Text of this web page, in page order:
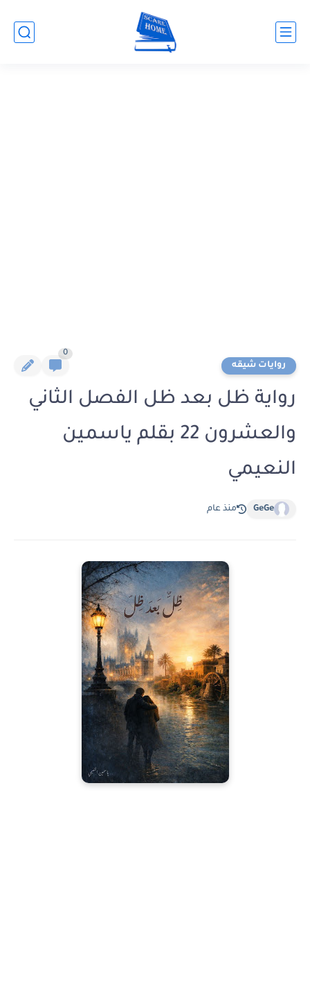
روايات شيقه
0
رواية ظل بعد ظل الفصل الثاني
والعشرون 22 بقلم ياسمين
النعيمي
GeGe منذ عام